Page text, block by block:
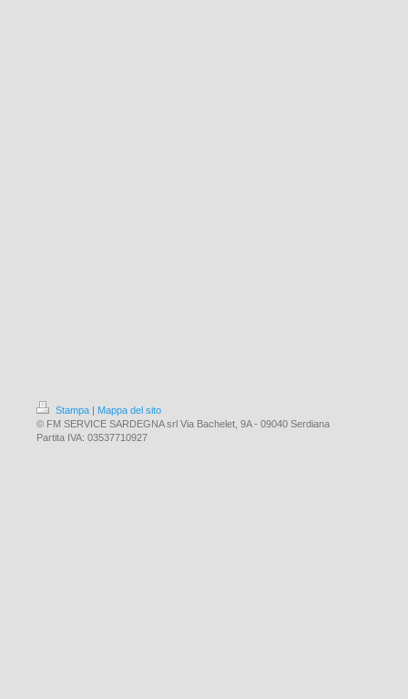
Stampa | Mappa del sito
© FM SERVICE SARDEGNA srl Via Bachelet, 9A - 09040 Serdiana
Partita IVA: 03537710927